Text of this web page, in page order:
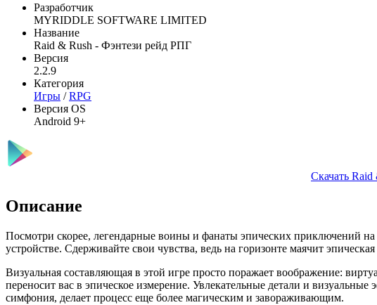
Разработчик
MYRIDDLE SOFTWARE LIMITED
Название
Raid & Rush - Фэнтези рейд РПГ
Версия
2.2.9
Категория
Игры /RPG
Версия OS
Android 9+
Скачать
Описание
Посмотри скорее, легендарные воины и фанаты эпических приключений
устройстве. Сдерживайте свои чувства, ведь на горизонте маячит
Визуальная составляющая в этой игре просто поражает воображение:
переносит вас в эпическое измерение. Увлекательные детали и
симфония, делает процесс еще более магическим и завораживающим.